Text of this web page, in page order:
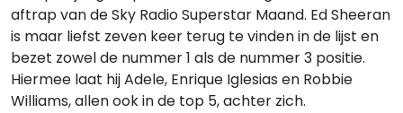
aftrap van de Sky Radio Superstar Maand. Ed Sheeran
is maar liefst zeven keer terug te vinden in de lijst en
bezet zowel de nummer 1 als de nummer 3 positie.
Hiermee laat hij Adele, Enrique Iglesias en Robbie
Williams, allen ook in de top 5, achter zich.